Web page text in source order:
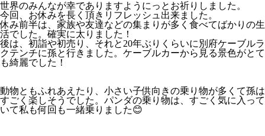
世界のみんなが幸でありますようにっとお祈りしました。
今回、お休みを長く頂きリフレッシュ出来ました。
休み前半は、家族や友達などの集まりが多く食べてばかりの生
活でした。確実に太りました！
後は、初詣や初売り、それと20年ぶりくらいに別府ケーブルラ
クテンチに孫と行きました。ケーブルカーから見る景色がとて
も綺麗でした！
動物ともふれあえたり、小さい子供向きの乗り物が多くて孫は
すごく楽しそうでした。パンダの乗り物は、すごく気に入って
いて私も何回も一緒乗りました😊